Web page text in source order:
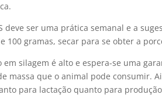
deve ser uma prática semanal e a
100 gramas, secar para se obter a
em silagem é alto e espera-se uma
massa que o animal pode consumir.
para lactação quanto para